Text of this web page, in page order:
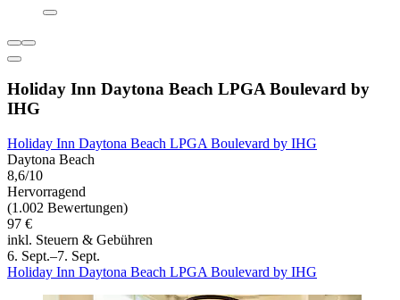
Holiday Inn Daytona Beach LPGA Boulevard by
IHG
Holiday Inn Daytona Beach LPGA Boulevard by IHG
Daytona Beach
8,6/10
Hervorragend
(1.002 Bewertungen)
97 €
inkl. Steuern & Gebühren
6. Sept.–7. Sept.
Holiday Inn Daytona Beach LPGA Boulevard by IHG